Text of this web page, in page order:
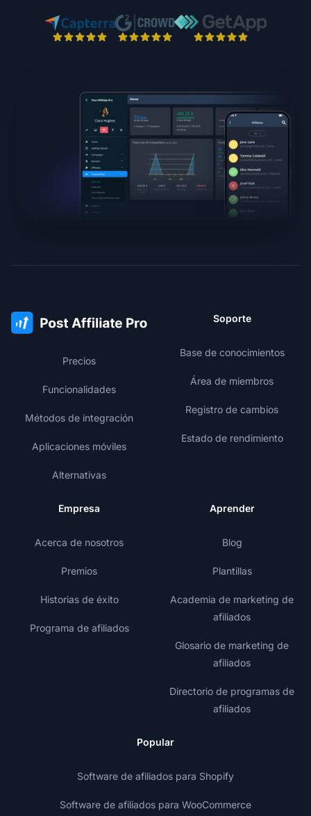
Precios
Funcionalidades
Métodos de integración
Aplicaciones móviles
Alternativas
Soporte
Base de conocimientos
Área de miembros
Registro de cambios
Estado de rendimiento
Empresa
Acerca de nosotros
Premios
Historias de éxito
Programa de afiliados
Aprender
Blog
Plantillas
Academia de marketing de
afiliados
Glosario de marketing de
afiliados
Directorio de programas de
afiliados
Popular
Software de afiliados para Shopify
Software de afiliados para WooCommerce